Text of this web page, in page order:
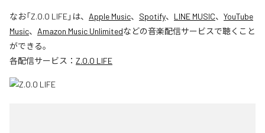
なお「Z.O.O LIFE」は、 Apple Music、 Spotify、 LINE MUSIC、 YouTube
Music、 Amazon Music Unlimitedなどの音楽配信サービスで聴くこと
ができる。
各配信サービス： Z.O.O LIFE